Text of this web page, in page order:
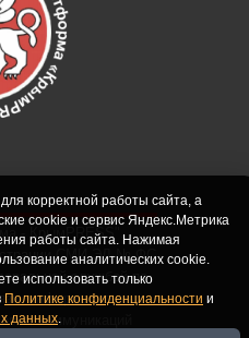
- КрымPRESS".
СМИ ЭЛ № ФС
службой по
информационных
коммуникаций
корректной работы сайта, а
cookie и сервис Яндекс.Метрика
работы сайта. Нажимая
аналитических cookie.
использовать только
Политике конфиденциальности и
данных.